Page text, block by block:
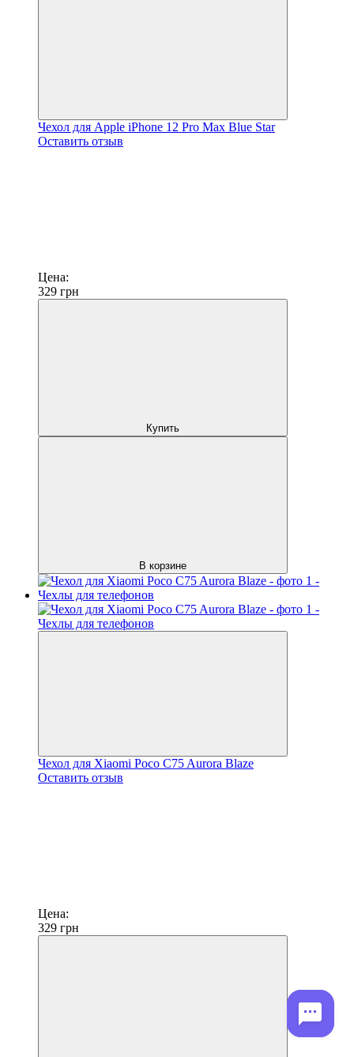
Чехол для Apple iPhone 12 Pro Max Blue Star
Оставить отзыв
Цена:
329 грн
Купить
В корзине
Чехол для Xiaomi Poco C75 Aurora Blaze
Оставить отзыв
Цена:
329 грн